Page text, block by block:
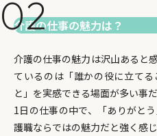
介護の仕事の魅力は？
介護の仕事の魅力は沢山あると
ているのは「誰かの役に立て
と」を実感できる場面が多い事だ
1日の仕事の中で、「ありがと
護職ならではの魅力だと強く感じ